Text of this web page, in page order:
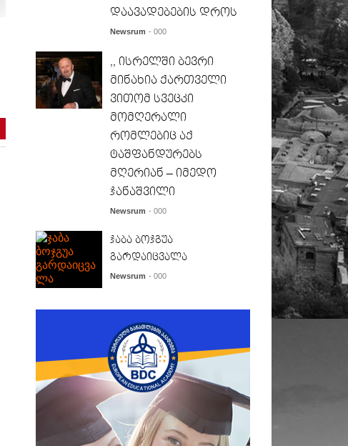
დაავადებების დროს
Newsrum - 000
,, ისრელში ბევრი
მინახია ქართველი
ვითომ სვეცკი
მომღერალი
რომლებიც აქ
ტაშფანდურებს
მღერიან – იმედო
ჯანაშვილი
Newsrum - 000
ჯაბა ბოჯგუა
გარდაიცვალა
Newsrum - 000